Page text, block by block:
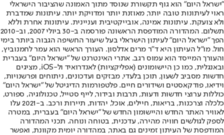
"ישראל היום" הוא גוף תקשורת שנוסד מתוך האמונה שהציבור הישראלי
ראוי לעיתונות טובה יותר, מאוזנת יותר ומדויקת יותר. עיתונות שמדברת
ולא צועקת. עיתונות אמינה, אובייקטיבית ועניינית. עיתונות אחרת וללא
תשלום. המהדורה המודפסת הראשונה פורסמה ב-30 ביולי 2007, וב-2010
הפך "ישראל היום" לעיתון הישראלי בעל שיעור החשיפה הגבוה ביותר בימי
חול. מו"ל העיתון היא ד"ר מרים אדלסון. העורך הראשי הוא עמר לחמנוביץ,
והעורך המייסד הוא עמוס רגב. אתרי האינטרנט של "ישראל היום" בעברית
ובאנגלית, כמו כן היישומונים (אפליקציות) לאנדרואיד ול-iOS, מציגים
חדשות מסביב לשעון, תוכן בלעדי, מבזקים ועדכונים, ניתוחים ופרשנויות,
וידיאו, פודקאסטים ושידורים חיים. פלטפורמות הדיגיטל של "ישראל היום"
כוללות ערוצי חדשות ודעות, תרבות ובידור, לייף סטייל, טכנולוגיה, ספורט,
כלכלה וצרכנות, בריאות, חיילים, אוכל, יהדות, תיירות ורכב. ב-2021 עלו
לאוויר האתר החדש והיישומון החדש של "ישראל היום" בעברית, במטרה
לספק לגולשים חוויה מהירה, עדכנית, בטוחה ונוחה. תכני המהדורה
המודפסת של העיתון זמינים גם באתר, במהדורה יומית מקוונת, ואפשר